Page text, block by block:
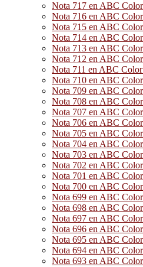
Nota 717 en ABC
Nota 716 en ABC
Nota 715 en ABC
Nota 714 en ABC
Nota 713 en ABC
Nota 712 en ABC
Nota 711 en ABC Color
Nota 710 en ABC
Nota 709 en ABC
Nota 708 en ABC
Nota 707 en ABC
Nota 706 en ABC
Nota 705 en ABC
Nota 704 en ABC
Nota 703 en ABC
Nota 702 en ABC
Nota 701 en ABC
Nota 700 en ABC
Nota 699 en ABC
Nota 698 en ABC
Nota 697 en ABC
Nota 696 en ABC
Nota 695 en ABC
Nota 694 en ABC
Nota 693 en ABC